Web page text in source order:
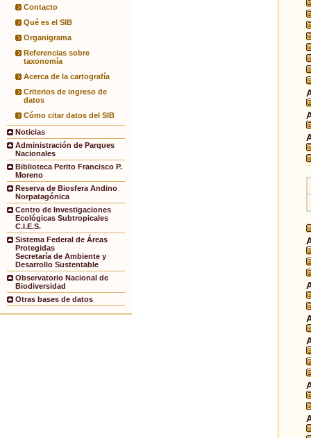
Contacto
Qué es el SIB
Organigrama
Referencias sobre
taxonomía
Acerca de la cartografía
Criterios de ingreso de
datos
Cómo citar datos del SIB
Noticias
Administración de Parques
Nacionales
Biblioteca Perito Francisco P.
Moreno
Reserva de Biosfera Andino
Norpatagónica
Centro de Investigaciones
Ecológicas Subtropicales
C.I.E.S.
Sistema Federal de Áreas
Protegidas
Secretaría de Ambiente y
Desarrollo Sustentable
Observatorio Nacional de
Biodiversidad
Otras bases de datos